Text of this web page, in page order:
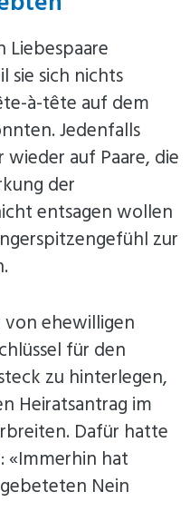
Liebespaare
sie sich nichts
à-tête auf dem
Jedenfalls
auf Paare, die
der
entsagen wollen
zur
ehewilligen
für den
zu hinterlegen,
Heiratsantrag im
Dafür hatte
«Immerhin hat
Nein